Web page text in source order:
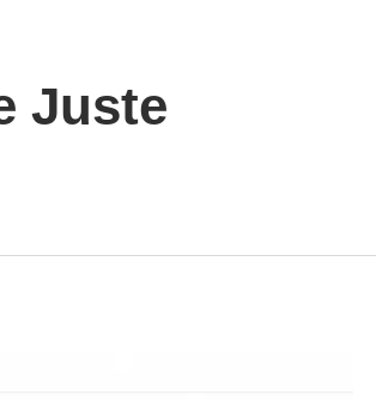
Juste